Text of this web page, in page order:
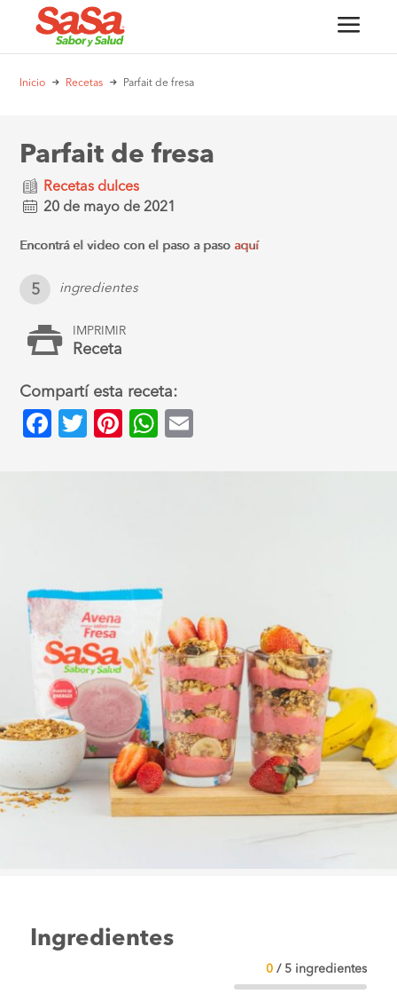
Inicio Recetas Parfait de fresa
Parfait de fresa
Recetas dulces
20 de mayo de 2021
Encontrá el video con el paso a pasoaquí
5 ingredientes
IMPRIMIR
Receta
Compartí esta receta:
Facebook
TwitterPinterest
WhatsApp
Ingredientes
0 / 5 ingredientes